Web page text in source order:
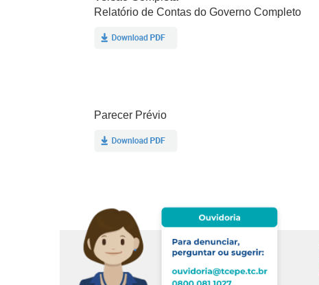
Relatório de Contas do Governo Completo
Parecer Prévio